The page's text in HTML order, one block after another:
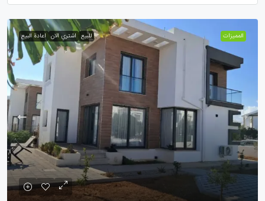
الممیزات للبيع اشتري الان اعادة البيع